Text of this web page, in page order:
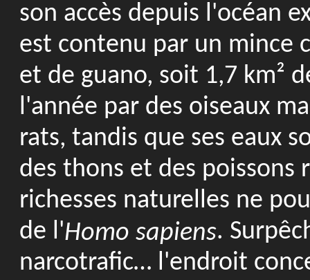
son accès depuis l'océan
est contenu par un mince
et de guano, soit 1,7 km²
l'année par des oiseaux
rats, tandis que ses eaux
des thons et des poissons
richesses naturelles ne
de l'Homo sapiens.
narcotrafic… l'endroit